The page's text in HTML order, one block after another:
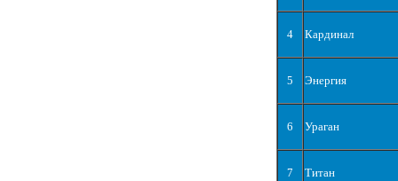
4 Кардинал
5 Энергия
6 Ураган
7 Титан